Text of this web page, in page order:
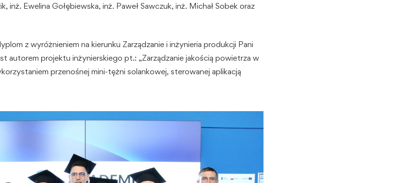
inż. Ewelina Gołębiewska, inż. Paweł Sawczuk, inż. Michał Sobek oraz
z wyróżnieniem na kierunku Zarządzanie i inżynieria produkcji Pani
autorem projektu inżynierskiego pt.: „Zarządzanie jakością powietrza w
przenośnej mini-tężni solankowej, sterowanej aplikacją